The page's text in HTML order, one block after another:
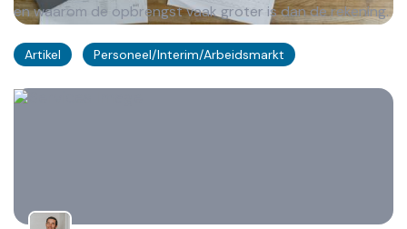
en waarom de opbrengst vaak groter is dan de rekening.
Artikel Personeel/Interim/Arbeidsmarkt